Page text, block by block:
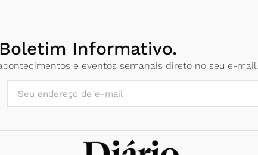
Informativo.
e eventos semanais direto no seu e-mail.